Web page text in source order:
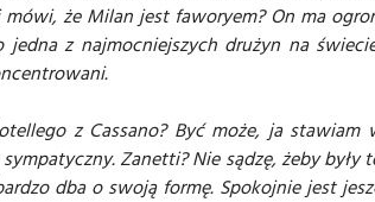
że Milan jest faworyem? On ma
z najmocniejszych drużyn na
z Cassano? Być może, ja
Zanetti? Nie sądzę, żeby
dba o swoją formę. Spokojnie jest